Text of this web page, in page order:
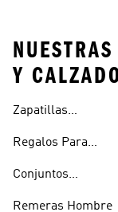
Y
Zapatillas
Regalos Para
Conjuntos
Remeras Hombre